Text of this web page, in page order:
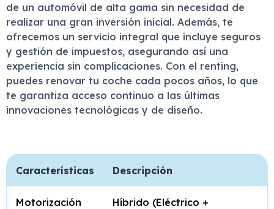
de un automóvil de alta gama sin necesidad de
realizar una gran inversión inicial. Además, te
ofrecemos un servicio integral que incluye seguros
y gestión de impuestos, asegurando así una
experiencia sin complicaciones. Con el renting,
puedes renovar tu coche cada pocos años, lo que
te garantiza acceso continuo a las últimas
innovaciones tecnológicas y de diseño.
Características Descripción
Motorización
Híbrido (Eléctrico +